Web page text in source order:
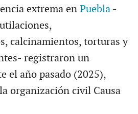
extrema en Puebla-
calcinamientos, torturas y
registraron un
el año pasado (2025),
organización civil Causa